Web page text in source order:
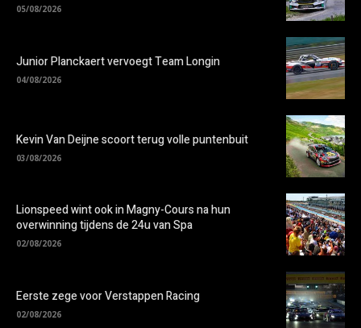
05/08/2026
Junior Planckaert vervoegt Team Longin
04/08/2026
Kevin Van Deijne scoort terug volle puntenbuit
03/08/2026
Lionspeed wint ook in Magny-Cours na hun
overwinning tijdens de 24u van Spa
02/08/2026
Eerste zege voor Verstappen Racing
02/08/2026